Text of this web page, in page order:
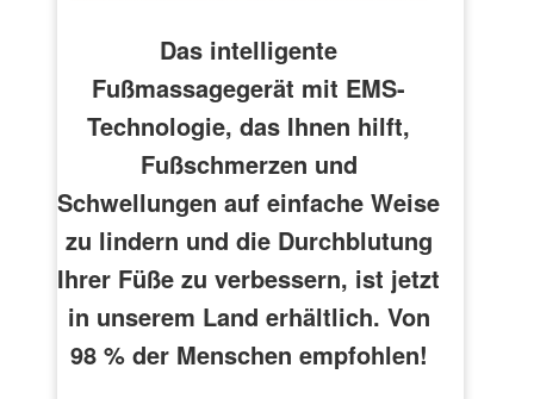
Das intelligente
Fußmassagegerät mit EMS-
Technologie, das Ihnen hilft,
Fußschmerzen und
Schwellungen auf einfache Weise
zu lindern und die Durchblutung
Ihrer Füße zu verbessern, ist jetzt
in unserem Land erhältlich. Von
98 % der Menschen empfohlen!